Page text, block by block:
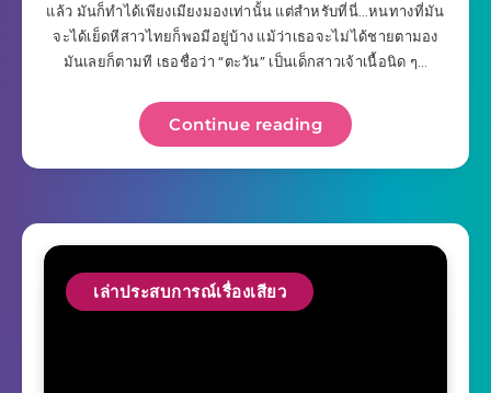
แล้ว มันก็ทำได้เพียงเมียงมองเท่านั้น แต่สำหรับที่นี่…หนทางที่มัน
จะได้เย็ดหีสาวไทยก็พอมีอยู่บ้าง แม้ว่าเธอจะไม่ได้ชายตามอง
มันเลยก็ตามที เธอชื่อว่า “ตะวัน” เป็นเด็กสาวเจ้าเนื้อนิด ๆ…
Continue reading
เล่าประสบการณ์เรื่องเสียว